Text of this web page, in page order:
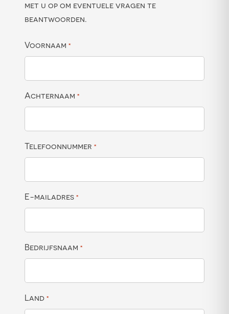
met u op om eventuele vragen te
beantwoorden.
Voornaam *
Achternaam *
Telefoonnummer *
E-mailadres *
Bedrijfsnaam *
Land *